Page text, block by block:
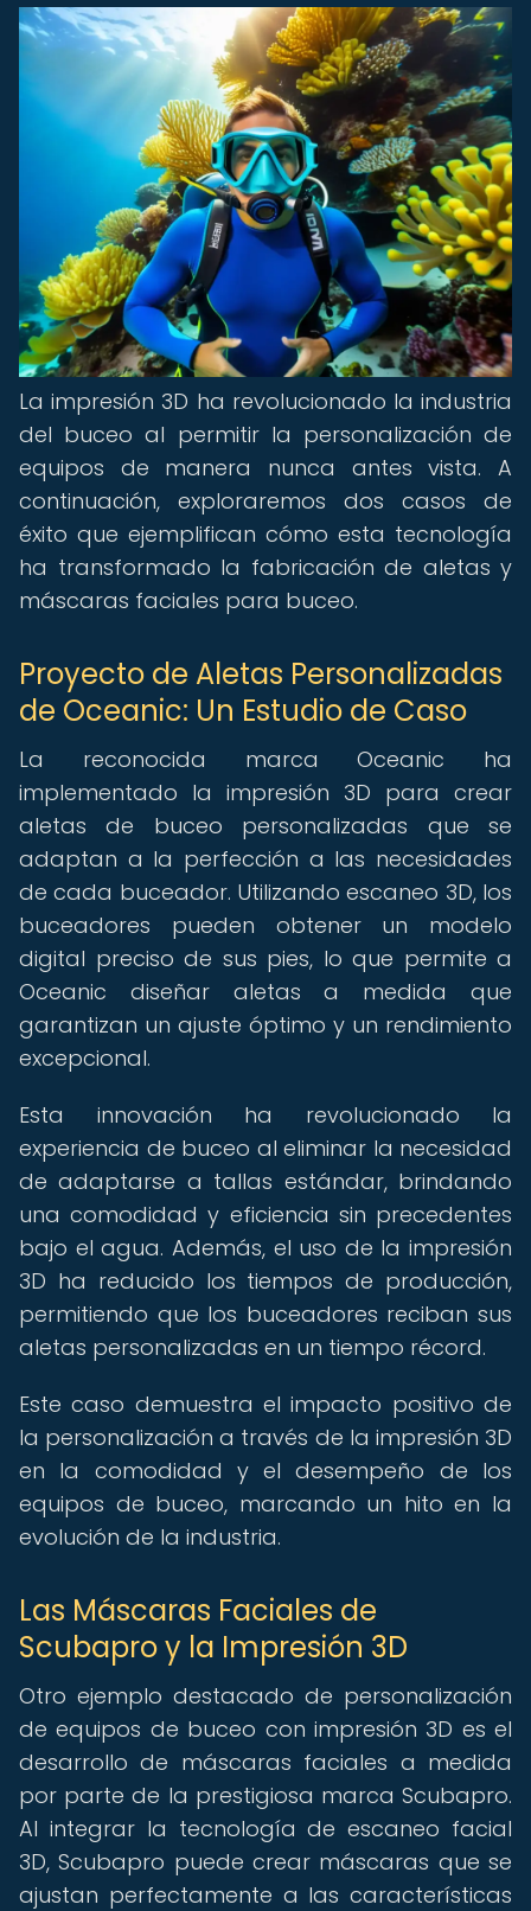
La impresión 3D ha revolucionado la industria
del buceo al permitir la personalización de
equipos de manera nunca antes vista. A
continuación, exploraremos dos casos de
éxito que ejemplifican cómo esta tecnología
ha transformado la fabricación de aletas y
máscaras faciales para buceo.
Proyecto de Aletas Personalizadas
de Oceanic: Un Estudio de Caso
La reconocida marca Oceanic ha
implementado la impresión 3D para crear
aletas de buceo personalizadas que se
adaptan a la perfección a las necesidades
de cada buceador. Utilizando escaneo 3D, los
buceadores pueden obtener un modelo
digital preciso de sus pies, lo que permite a
Oceanic diseñar aletas a medida que
garantizan un ajuste óptimo y un rendimiento
excepcional.
Esta innovación ha revolucionado la
experiencia de buceo al eliminar la necesidad
de adaptarse a tallas estándar, brindando
una comodidad y eficiencia sin precedentes
bajo el agua. Además, el uso de la impresión
3D ha reducido los tiempos de producción,
permitiendo que los buceadores reciban sus
aletas personalizadas en un tiempo récord.
Este caso demuestra el impacto positivo de
la personalización a través de la impresión 3D
en la comodidad y el desempeño de los
equipos de buceo, marcando un hito en la
evolución de la industria.
Las Máscaras Faciales de
Scubapro y la Impresión 3D
Otro ejemplo destacado de personalización
de equipos de buceo con impresión 3D es el
desarrollo de máscaras faciales a medida
por parte de la prestigiosa marca Scubapro.
Al integrar la tecnología de escaneo facial
3D, Scubapro puede crear máscaras que se
ajustan perfectamente a las características